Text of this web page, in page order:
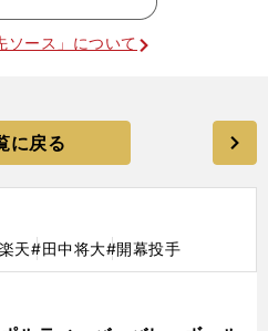
ソース」について
に戻る
天#田中将大#開幕投手